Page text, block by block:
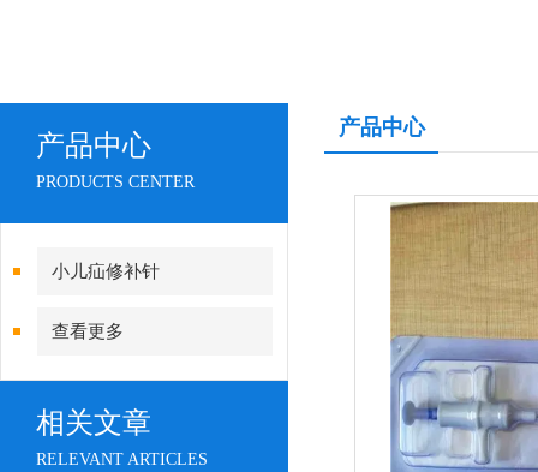
产品中心
PRODUCTS CENTER
小儿疝修补针
查看更多
相关文章
RELEVANT ARTICLES
产品中心